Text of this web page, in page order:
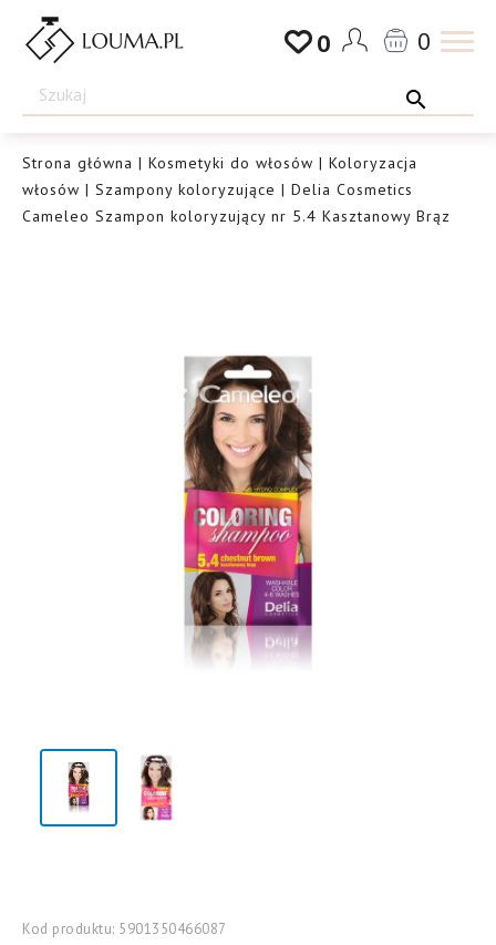
Przejdź
Drogeria
Louma.pl
0 0
Strona główna | Kosmetyki do włosów | Koloryzacja
włosów | Szampony koloryzujące | Delia Cosmetics
Cameleo Szampon koloryzujący nr 5.4 Kasztanowy Brąz
Kod produktu: 5901350466087